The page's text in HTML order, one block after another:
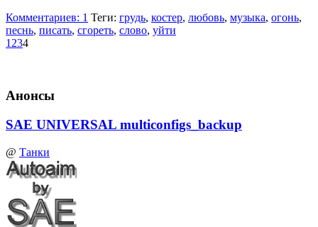
Комментариев: 1 Теги: грудь, костер, любовь, музыка, огонь,
песнь, писать, сгореть, слово, уйти
1 234
Анонсы
SAE UNIVERSAL multiconfigs_backup
@ Танки